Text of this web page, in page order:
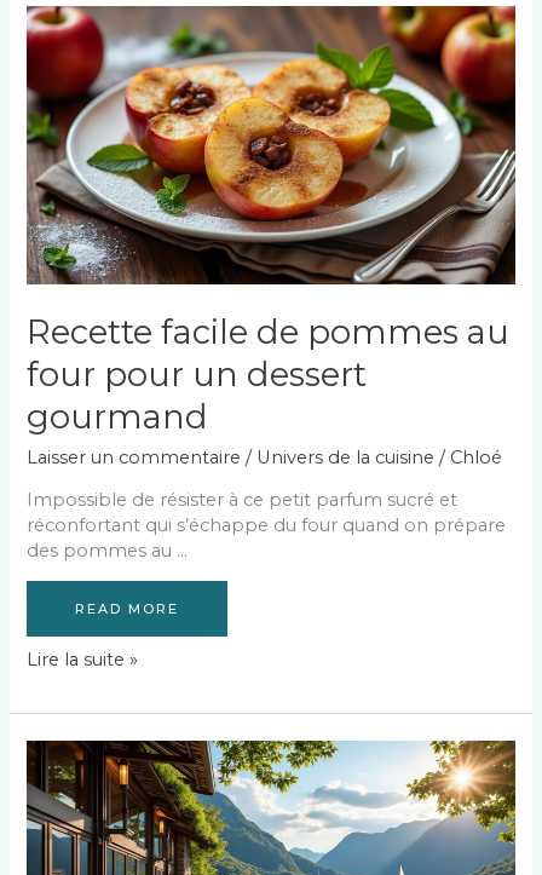
à
Marseille
pour
une
expérience
culinaire
unique
Recette facile de pommes au
four pour un dessert
gourmand
Laisser un commentaire / Univers de la cuisine / Chloé
Impossible de résister à ce petit parfum sucré et
réconfortant qui s’échappe du four quand on prépare
des pommes au …
READ MORE
Recette
de
au
four
pour
un
Lire la suite »